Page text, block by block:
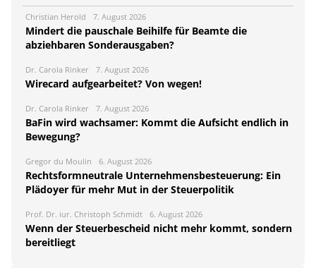
Christian Herold 7. August 2026
Mindert die pauschale Beihilfe für Beamte die
abziehbaren Sonderausgaben?
Dr. Carola Rinker 7. August 2026
Wirecard aufgearbeitet? Von wegen!
Dr. Carola Rinker 7. August 2026
BaFin wird wachsamer: Kommt die Aufsicht endlich in
Bewegung?
Gregor du Moulin 6. August 2026
Rechtsformneutrale Unternehmensbesteuerung: Ein
Plädoyer für mehr Mut in der Steuerpolitik
Prof. Dr. iur. Christoph Schmidt 6. August 2026
Wenn der Steuerbescheid nicht mehr kommt, sondern
bereitliegt